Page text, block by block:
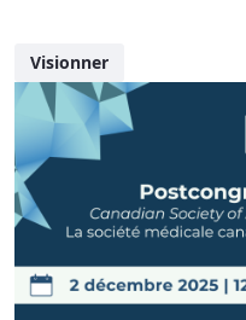
Visionner